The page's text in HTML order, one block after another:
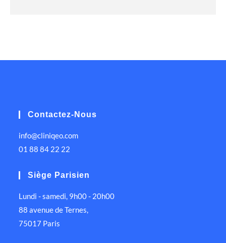
Contactez-Nous
info@cliniqeo.com
01 88 84 22 22
Siège Parisien
Lundi - samedi, 9h00 - 20h00
88 avenue de Ternes,
75017 Paris